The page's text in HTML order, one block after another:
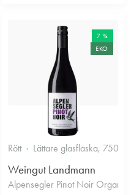
Fruktigt & Smakrikt
7 %
EKO
Rött Lättare glasflaska, 750ml
Weingut Landmann
Alpensegler Pinot Noir Organic